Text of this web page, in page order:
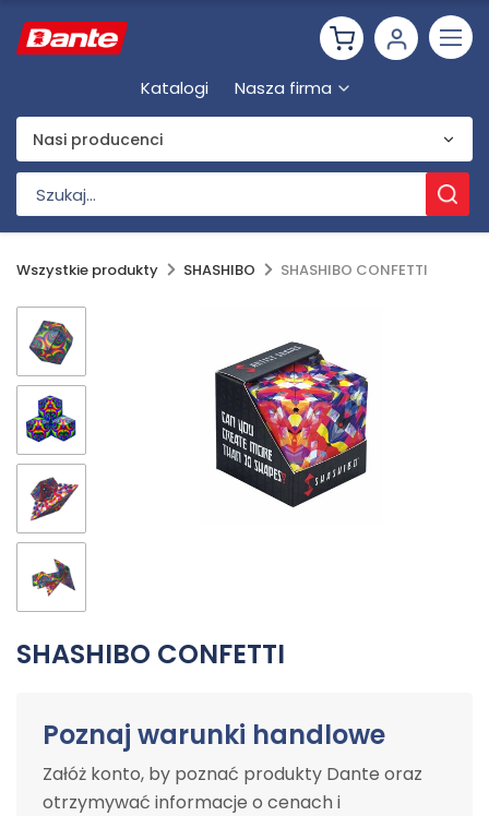
Katalogi Nasza firma
Nasi producenci
Wszystkie produkty SHASHIBO SHASHIBO CONFETTI
SHASHIBO CONFETTI
Poznaj warunki handlowe
Załóż konto, by poznać produkty Dante oraz
otrzymywać informacje o cenach i